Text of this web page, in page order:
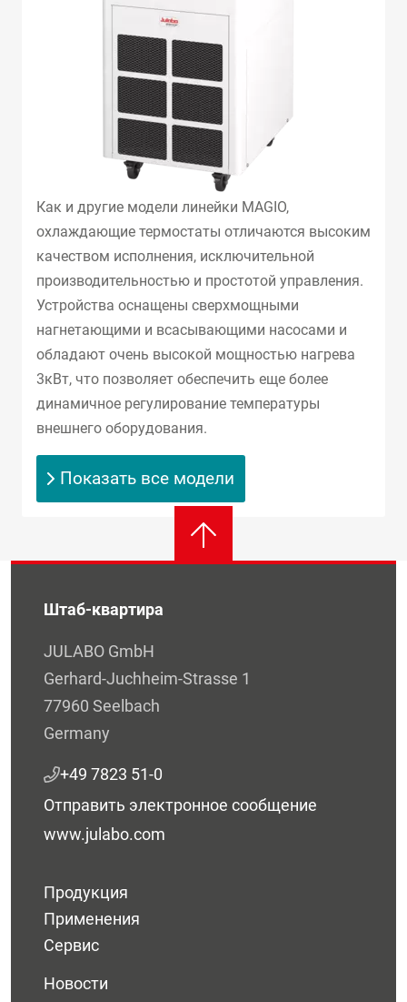
Как и другие модели линейки MAGIO,
охлаждающие термостаты отличаются высоким
качеством исполнения, исключительной
производительностью и простотой управления.
Устройства оснащены сверхмощными
нагнетающими и всасывающими насосами и
обладают очень высокой мощностью нагрева
3кВт, что позволяет обеспечить еще более
динамичное регулирование температуры
внешнего оборудования.
Показать все модели
Штаб-квартира
JULABO GmbH
Gerhard-Juchheim-Strasse 1
77960 Seelbach
Germany
+49 7823 51-0
Отправить электронное сообщение
www.julabo.com
Продукция
Применения
Сервис
Новости